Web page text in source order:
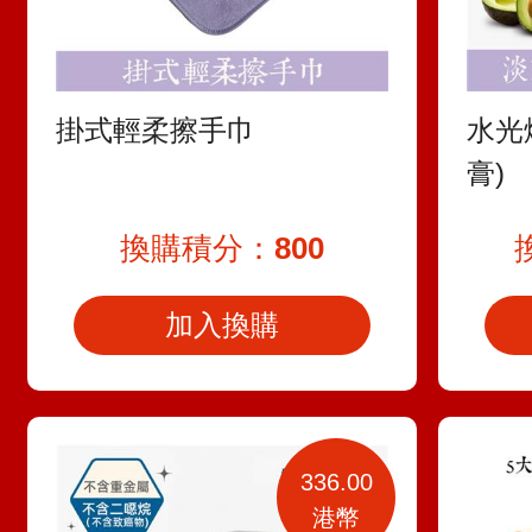
掛式輕柔擦手巾
換購積分： 800
加入換購
水光
膏)
336.00
港幣